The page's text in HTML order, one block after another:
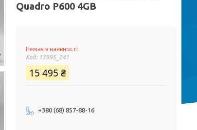
Quadro P600 4GB
Немає в наявності
Код: 13995_241
15 495 ₴
+380 (68) 857-88-16